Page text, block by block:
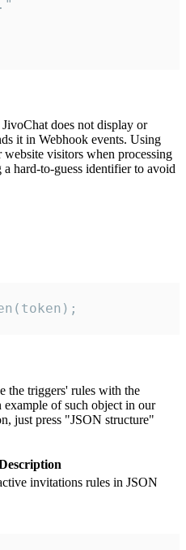
does not display or
it in Webhook events. Using
visitors when processing
hard-to-guess identifier to avoid
the triggers' rules with the
example of such object in our
just press "JSON structure"
invitations rules in JSON